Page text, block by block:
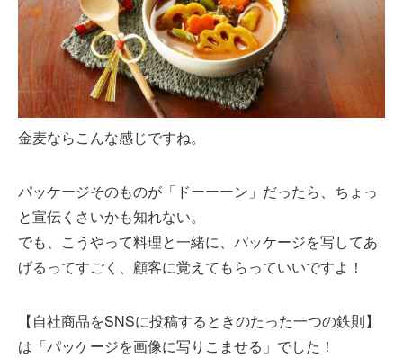
金麦ならこんな感じですね。
パッケージそのものが「ドーーーン」だったら、ちょっ
と宣伝くさいかも知れない。
でも、こうやって料理と一緒に、パッケージを写してあ
げるってすごく、顧客に覚えてもらっていいですよ！
【自社商品をSNSに投稿するときのたった一つの鉄則】
は「パッケージを画像に写りこませる」でした！